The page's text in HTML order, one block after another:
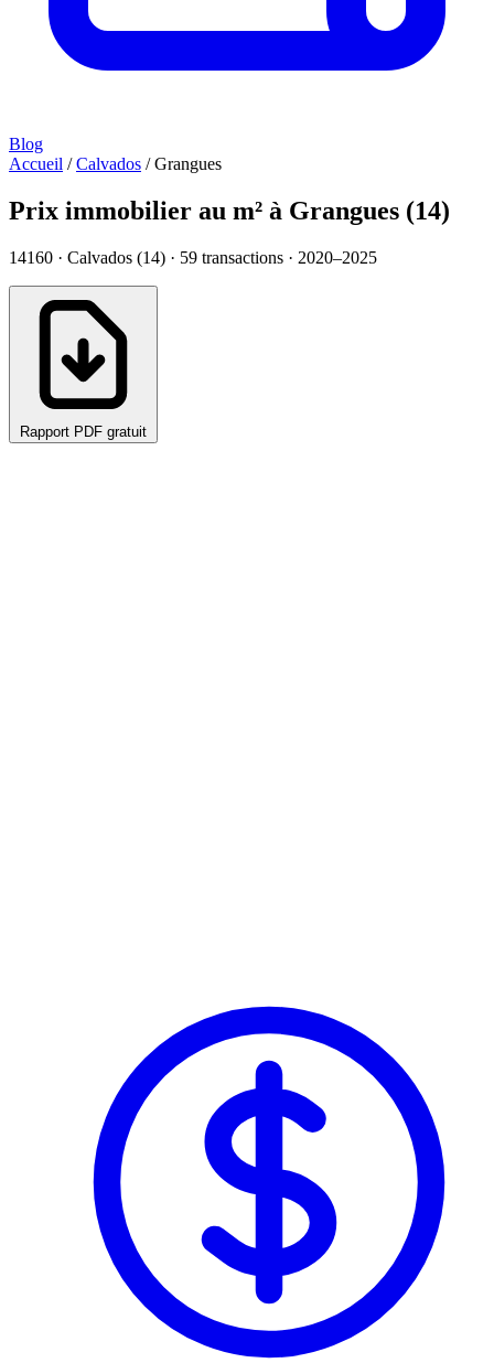
Blog
Accueil / Calvados / Grangues
Prix immobilier au m² à Grangues (14)
14160 · Calvados (14) · 59 transactions · 2020–2025
Rapport PDF gratuit